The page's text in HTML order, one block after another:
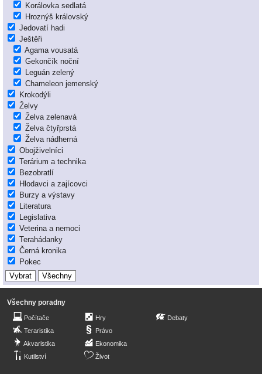
Korálovka sedlatá
Hroznýš královský
Jedovatí hadi
Ještěři
Agama vousatá
Gekončík noční
Leguán zelený
Chameleon jemenský
Krokodýli
Želvy
Želva zelenavá
Želva čtyřprstá
Želva nádherná
Obojživelníci
Terárium a technika
Bezobratlí
Hlodavci a zajícovci
Burzy a výstavy
Literatura
Legislativa
Veterina a nemoci
Terahádanky
Černá kronika
Pokec
Všechny poradny
Počítače
Teraristika
Akvaristika
Kutilství
Hry
Právo
Ekonomika
Život
Debaty